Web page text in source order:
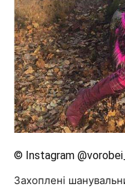
© Instagram
Захоплені